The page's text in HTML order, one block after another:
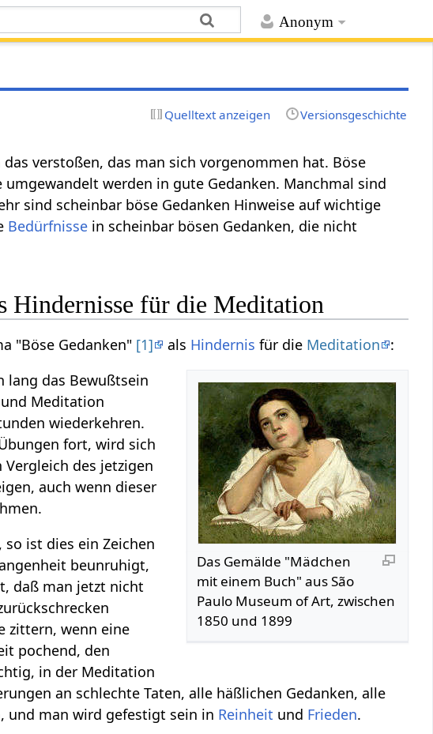
Anonym
Quelltext anzeigen Versionsgeschichte
das verstoßen, das man sich vorgenommen hat. Böse
werden in gute Gedanken. Manchmal sind
sind scheinbar böse Gedanken Hinweise auf wichtige
Bedürfnisse in scheinbar bösen Gedanken, die nicht
Hindernisse für die Meditation
"Böse Gedanken" [1] als Hindernis für die Meditation :
Das Gemälde "Mädchen
mit einem Buch" aus São
Paulo Museum of Art, zwischen
1850 und 1899
lang das Bewußtsein
und Meditation
wiederkehren.
fort, wird sich
des jetzigen
auch wenn dieser
ist dies ein Zeichen
beunruhigt,
daß man jetzt nicht
zittern, wenn eine
pochend, den
in der Meditation
an schlechte Taten, alle häßlichen Gedanken, alle
und man wird gefestigt sein in Reinheit und Frieden.